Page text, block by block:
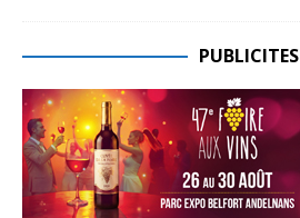
PUBLICITES